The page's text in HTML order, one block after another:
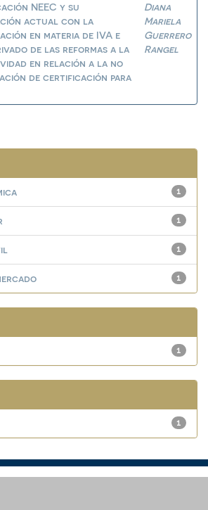
NEEC y su
actual con la
en materia de IVA e
de las reformas a la
en relación a la no
de certificación para
Diana
Mariela
Guerrero
Rangel
1
1
1
1
1
1